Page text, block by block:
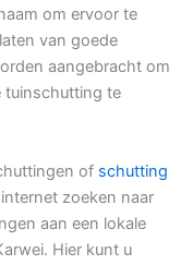
om ervoor te
van goede
aangebracht om
tuinschutting te
of schutting
zoeken naar
aan een lokale
Hier kunt u